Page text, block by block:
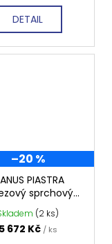
DETAIL
–20 %
PIASTRA
sprchový
950x130x55
GMP85
(2 ks)
5 672 Kč / ks